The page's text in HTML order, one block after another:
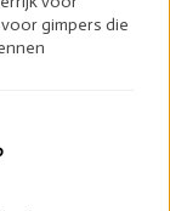
gimpers die